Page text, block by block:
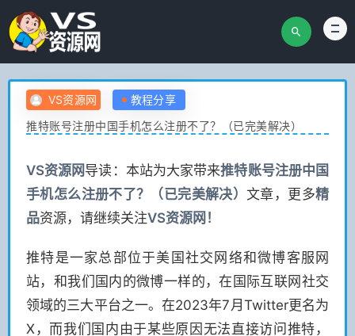
VS资源网
教程分享
推特账号注册中国手机怎么注册不了？（已完美解决）
VS资源网 导读：本站为大家带来推特账号注册中国
手机怎么注册不了？（已完美解决）文章，更多精
品资源，请继续关注VS资源网！
推特是一家总部位于美国社交网络和微博客服网
站，和我们国内的微博一样的，在国际互联网社交
领域的三大平台之一。在2023年7月Twitter更名为
X，而我们国内由于某些原因无法直接访问推特，